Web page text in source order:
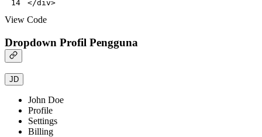
14
</div>
View Code
Dropdown Profil Pengguna
JD
John Doe
Profile
Settings
Billing